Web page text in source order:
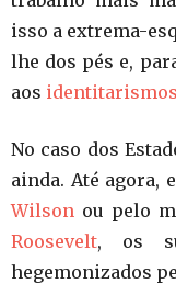
isso a extrema-
lhe dos pés e,
aos identitarismos
No caso dos
ainda. Até agora,
Wilson ou pelo
Roosevelt, os
hegemonizados